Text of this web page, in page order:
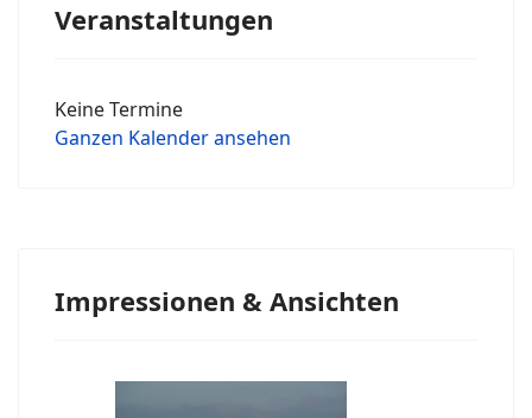
Veranstaltungen
Keine Termine
Ganzen Kalender ansehen
Impressionen & Ansichten